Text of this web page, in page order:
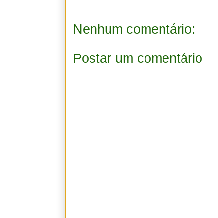
Nenhum comentário:
Postar um comentário